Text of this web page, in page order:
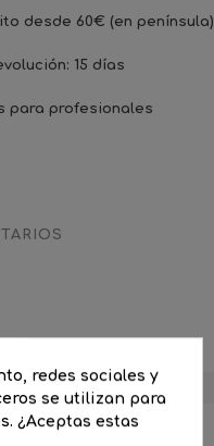
desde 60€ (en península)
15 días
para profesionales
redes sociales y
se utilizan para
¿Aceptas estas